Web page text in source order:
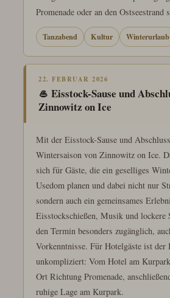
Promenade oder an den Ostseestrand
Tanzabend Kultur Winterurlaub
22. FEBRUAR 2026
🥌 Eisstock-Sause und
Zinnowitz on Ice
Mit der Eisstock-Sause und
Wintersaison von Zinnowitz on Ice.
sich für Gäste, die ein geselliges
Usedom planen und dabei nicht nur
sondern auch ein gemeinsames
Eisstockschießen, Musik und lockere
den Termin besonders zugänglich,
Vorkenntnisse. Für Hotelgäste ist der
unkompliziert: Vom Hotel am
Ort Richtung Promenade,
ruhige Lage am Kurpark.